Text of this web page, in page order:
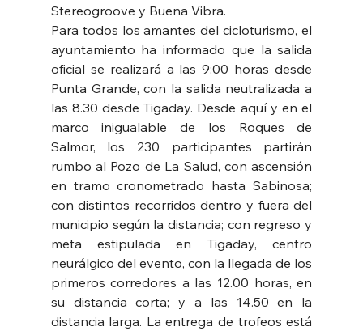
Stereogroove y Buena Vibra.
Para todos los amantes del cicloturismo, el
ayuntamiento ha informado que la salida
oficial se realizará a las 9:00 horas desde
Punta Grande, con la salida neutralizada a
las 8.30 desde Tigaday. Desde aquí y en el
marco inigualable de los Roques de
Salmor, los 230 participantes partirán
rumbo al Pozo de La Salud, con ascensión
en tramo cronometrado hasta Sabinosa;
con distintos recorridos dentro y fuera del
municipio según la distancia; con regreso y
meta estipulada en Tigaday, centro
neurálgico del evento, con la llegada de los
primeros corredores a las 12.00 horas, en
su distancia corta; y a las 14.50 en la
distancia larga. La entrega de trofeos está